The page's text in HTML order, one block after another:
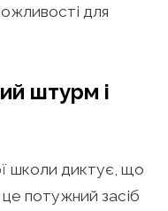
для
штурм і
школи диктує, що
потужний засіб